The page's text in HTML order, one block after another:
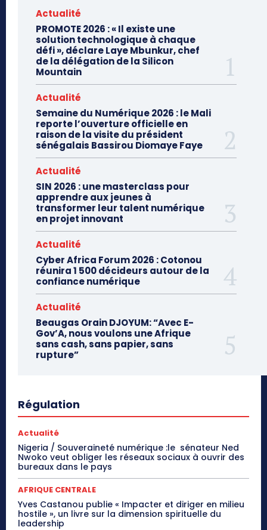
Actualité
PROMOTE 2026 : « Il existe une
solution technologique à chaque
défi », déclare Laye Mbunkur, chef
de la délégation de la Silicon
Mountain
Actualité
Semaine du Numérique 2026 : le Mali
reporte l’ouverture officielle en
raison de la visite du président
sénégalais Bassirou Diomaye Faye
Actualité
SIN 2026 : une masterclass pour
apprendre aux jeunes à
transformer leur talent numérique
en projet innovant
Actualité
Cyber Africa Forum 2026 : Cotonou
réunira 1 500 décideurs autour de la
confiance numérique
Actualité
Beaugas Orain DJOYUM: “Avec E-
Gov’A, nous voulons une Afrique
sans cash, sans papier, sans
rupture”
Régulation
Actualité
Nigeria / Souveraineté numérique :le sénateur Ned
Nwoko veut obliger les réseaux sociaux à ouvrir des
bureaux dans le pays
AFRIQUE CENTRALE
Yves Castanou publie « Impacter et diriger en milieu
hostile », un livre sur la dimension spirituelle du
leadership